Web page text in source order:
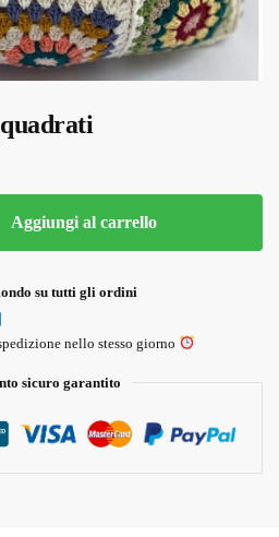
Aggiungi al carrello
su tutti gli ordini
nello stesso giorno
sicuro garantito